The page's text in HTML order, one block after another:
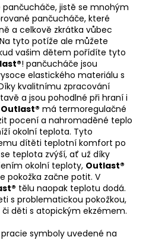
pančucháče, jistě se mnohým
pančucháče, které
a celkově zkrátka vůbec
tyto potíže ale můžete
vašim dětem pořídíte tyto
! pančucháče jsou
elastického materiálu s
kvalitnímu zpracování
a jsou pohodlné při hraní i
Outlast® má termoregulačné
pocení a nahromaděné teplo
okolní teplota. Tyto
dítěti teplotní komfort po
teplota zvýší, ať už díky
okolní teploty, Outlast®
pokožka začne potit. V
tělu naopak teplotu dodá.
s problematickou pokožkou,
děti s atopickým ekzémem.
symboly uvedené na